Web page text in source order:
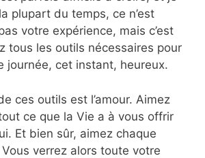
plupart du temps, ce n’est
votre expérience, mais c’est
tous les outils nécessaires pour
journée, cet instant, heureux.
ces outils est l’amour. Aimez
ce que la Vie a à vous offrir
Et bien sûr, aimez chaque
verrez alors toute votre